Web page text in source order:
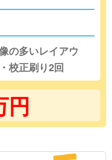
の多いレイアウ
校正刷り2回
円